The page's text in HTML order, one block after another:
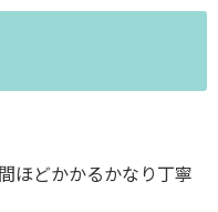
ほどかかるかなり丁寧